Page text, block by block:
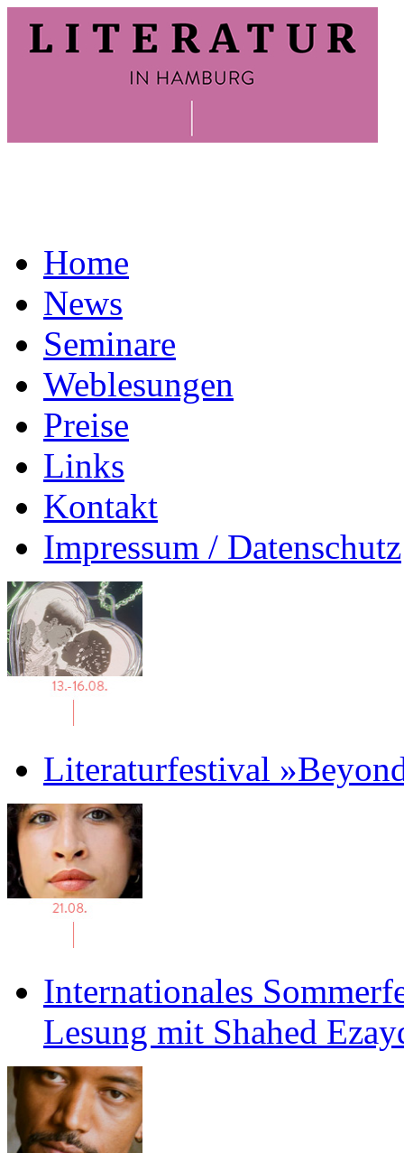
Home
News
Seminare
Weblesungen
Preise
Links
Kontakt
Impressum / Datenschutz
Literaturfestival
Internationales
Lesung mit Shahed